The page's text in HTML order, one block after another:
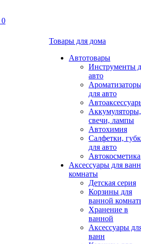
0
Товары для дома
Автотовары
Инструменты
авто
для авто
Аккумуляторы,
свечи, лампы
Автохимия
Салфетки,
для авто
Автокосметика
Аксессуары для
комнаты
Детская серия
Корзины для
ванной
Хранение в
ванной
Аксессуары
ванн